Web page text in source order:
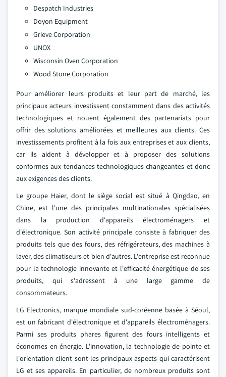
Despatch Industries
Doyon Equipment
Grieve Corporation
UNOX
Wisconsin Oven Corporation
Wood Stone Corporation
Pour améliorer leurs produits et leur part de marché, les
principaux acteurs investissent constamment dans des activités
technologiques et nouent également des partenariats pour
offrir des solutions améliorées et meilleures aux clients. Ces
investissements profitent à la fois aux entreprises et aux clients,
car ils aident à développer et à proposer des solutions
conformes aux tendances technologiques changeantes et donc
aux exigences des clients.
Le groupe Haier, dont le siège social est situé à Qingdao, en
Chine, est l'une des principales multinationales spécialisées
dans la production d'appareils électroménagers et
d'électronique. Son activité principale consiste à fabriquer des
produits tels que des fours, des réfrigérateurs, des machines à
laver, des climatiseurs et bien d'autres. L'entreprise est reconnue
pour la technologie innovante et l'efficacité énergétique de ses
produits, qui s'adressent à une large gamme de
consommateurs.
LG Electronics, marque mondiale sud-coréenne basée à Séoul,
est un fabricant d'électronique et d'appareils électroménagers.
Parmi ses produits phares figurent des fours intelligents et
économes en énergie. L'innovation, la technologie de pointe et
l'orientation client sont les principaux aspects qui caractérisent
LG et ses appareils. En particulier, de nombreux produits sont